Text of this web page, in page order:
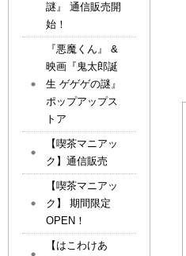
謎』 通信販売開
始！
『悪魔くん』 &
映画『鬼太郎誕
生 ゲゲゲの謎』
ポップアップス
トア
【喫茶マニアッ
ク】通信販売
【喫茶マニアッ
ク】 期間限定
OPEN！
【はこわけあ